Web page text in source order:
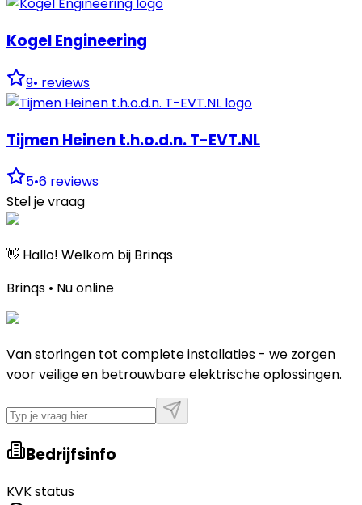
Kogel Engineering
9• reviews
Tijmen Heinen t.h.o.d.n. T-EVT.NL
5•6 reviews
Stel je vraag
👋 Hallo! Welkom bij Brinqs
Brinqs • Nu online
Van storingen tot complete installaties - we zorgen
voor veilige en betrouwbare elektrische oplossingen.
Bedrijfsinfo
KVK status